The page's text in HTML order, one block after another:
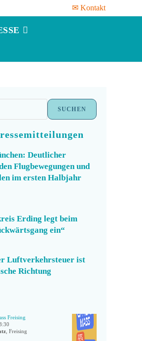
✉ Kontakt
SUCHEN
Deutlicher
Flugbewegungen und
im ersten Halbjahr
Erding legt beim
ein“
Luftverkehrsteuer ist
Richtung
Freising
, Freising